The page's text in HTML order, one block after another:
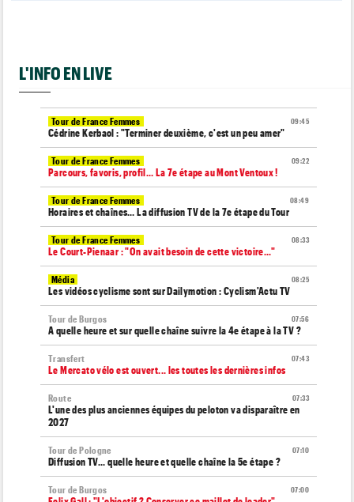
L'INFO EN LIVE
09:45
Tour de France Femmes
Cédrine Kerbaol : "Terminer deuxième, c'est un peu amer"
09:22
Tour de France Femmes
Parcours, favoris, profil… La 7e étape au Mont Ventoux !
08:49
Tour de France Femmes
Horaires et chaînes… La diffusion TV de la 7e étape du Tour
08:33
Tour de France Femmes
Le Court-Pienaar : "On avait besoin de cette victoire..."
08:25
Média
Les vidéos cyclisme sont sur Dailymotion : Cyclism'Actu TV
07:56
Tour de Burgos
A quelle heure et sur quelle chaîne suivre la 4e étape à la TV ?
07:43
Transfert
Le Mercato vélo est ouvert... les toutes les dernières infos
07:33
Route
L'une des plus anciennes équipes du peloton va disparaître en
2027
07:10
Tour de Pologne
Diffusion TV... quelle heure et quelle chaîne la 5e étape ?
07:00
Tour de Burgos